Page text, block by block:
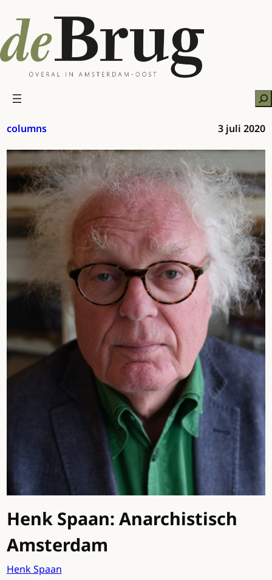
naar
de
inhoud
columns 3 juli 2020
Henk Spaan: Anarchistisch
Amsterdam
Henk Spaan